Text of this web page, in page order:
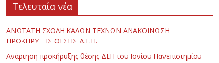
Τελευταία νέα
ΑΝΩΤΑΤΗ ΣΧΟΛΗ ΚΑΛΩΝ ΤΕΧΝΩΝ ΑΝΑΚΟΙΝΩΣΗ
ΠΡΟΚΗΡΥΞΗΣ ΘΕΣΗΣ Δ.Ε.Π.
Ανάρτηση προκήρυξης θέσης ΔΕΠ του Ιονίου Πανεπιστημίου